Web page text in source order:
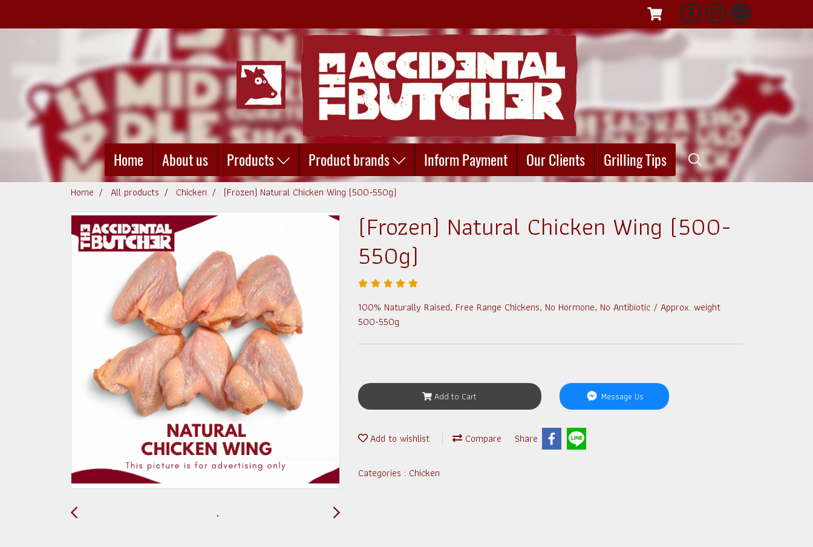
Home About us Products Product brands Inform Payment Our Clients Grilling Tips
Home All products Chicken (Frozen) Natural Chicken Wing (500-550g)
(Frozen) Natural Chicken Wing (500-
550g)
100% Naturally Raised, Free Range Chickens, No Hormone, No Antibiotic / Approx. weight
500-550g
Add to Cart Message Us
Add to wishlist Compare Share
Categories : Chicken